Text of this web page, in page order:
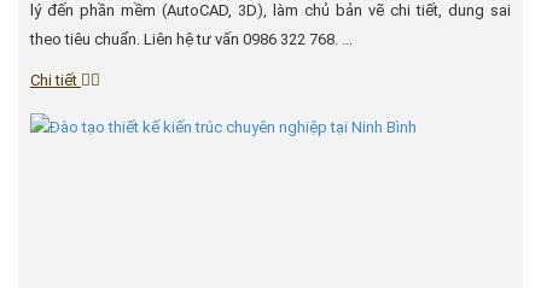
lý đến phần mềm (AutoCAD, 3D), làm chủ bản vẽ chi tiết, dung sai
theo tiêu chuẩn. Liên hệ tư vấn 0986 322 768. ...
Chi tiết